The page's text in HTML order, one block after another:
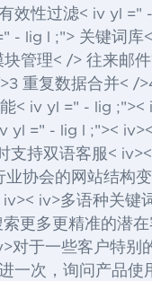
效性过滤< iv yl ="
- lig l ;"> 关键词
管理< /> 往来邮
重复数据合并<
< iv yl =" - lig
=" - lig l ;"><
持双语客服<
协会的网站结构
iv>多语种关
更多更精准的潜
于一些客户特别
次，询问产品